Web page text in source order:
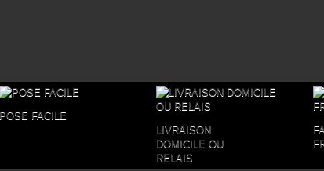
POSE FACILE
LIVRAISON
DOMICILE OU
RELAIS